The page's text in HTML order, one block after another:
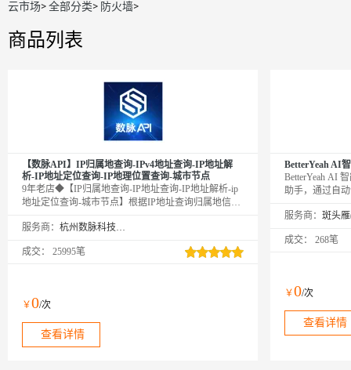
云市场>全部分类> 防火墙>
商品列表
【数脉API】IP归属地查询-IPv4地址查询-IP地址解
析-IP地址定位查询-IP地理位置查询-城市节点
9年老店◆【IP归属地查询-IP地址查询-IP地址解析-ip
地址定位查询-城市节点】根据IP地址查询归属地信
技术与人工智能相结合，利用动态密度聚类等算法完
发者，如需IPv6欢迎咨询客服，新老客户享5折优惠！
服务商： 杭州数脉科技有限公司
成交： 25995笔
￥0/次
查看详情
BetterYeah AI
BetterYeah AI
助手，通过自
率。
服务商：
成交： 268笔
￥0/次
查看详情